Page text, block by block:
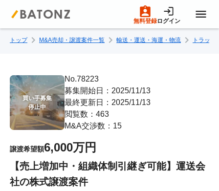
無料登録ログイン
トップページ
M&A案件一覧
売りたい方へ
成約事例
トップ M&A売却・譲渡案件一覧 輸送・運送・海運・物流 トラック
買い手募集
停止中
No.78223
募集開始日：2025/11/13
最終更新日：2025/11/13
閲覧数：463
M&A交渉数：15
譲渡希望額6,000万円
【売上増加中・組織体制引継ぎ可能】運送会
社の株式譲渡案件